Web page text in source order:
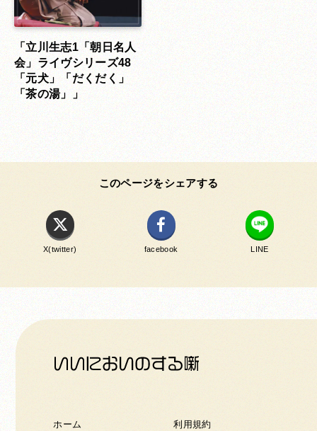
「立川生志1「朝日名人
会」ライヴシリーズ48
「元犬」「だくだく」
「茶の湯」」
このページをシェアする
X(twitter) facebook LINE
ホーム 利用規約